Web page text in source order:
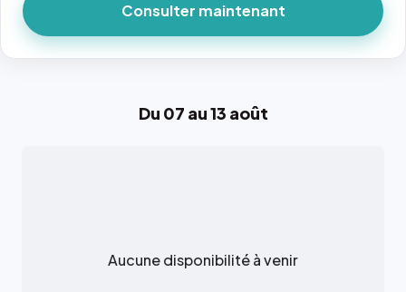
Du 07 au 13 août
Aucune disponibilité à venir
Consulter maintenant